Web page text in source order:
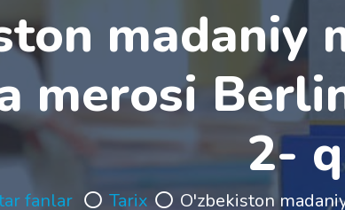
madaniy
merosi
2-
fanlar Tarix
O'zbekiston